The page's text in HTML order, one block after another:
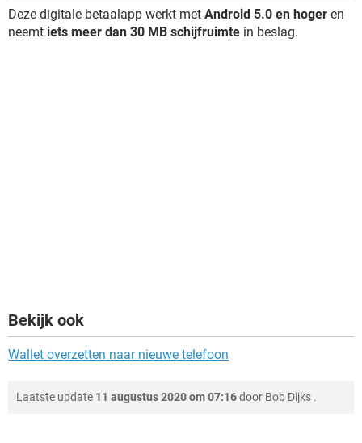
Deze digitale betaalapp werkt met Android 5.0 en hoger en
neemt iets meer dan 30 MB schijfruimte in beslag.
Bekijk ook
Wallet overzetten naar nieuwe telefoon
Laatste update 11 augustus 2020 om 07:16door Bob Dijks .